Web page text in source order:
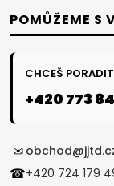
POMŮŽEME S
CHCEŠ
+420 773
✉
☎+420 724 179